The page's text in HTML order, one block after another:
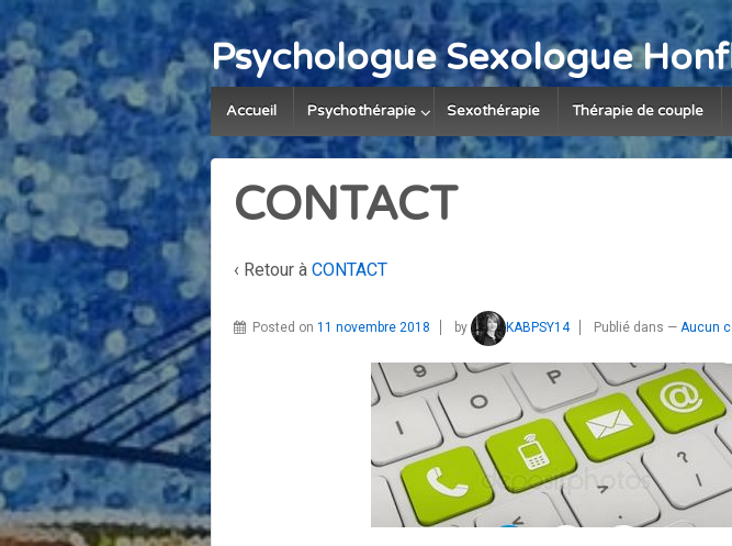
Psychologue Sexologue
Accueil Psychothérapie Sexothérapie Thérapie de couple
CONTACT
‹ Retour à CONTACT
Posted on 11 novembre 2018 by KABPSY14 Publié dans — Aucun